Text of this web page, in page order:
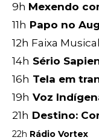
9h Mexendo
11h Papo no
12h Faixa
14h Sério
16h Tela em
19h Voz
21h Destino:
22h Rádio Vortex